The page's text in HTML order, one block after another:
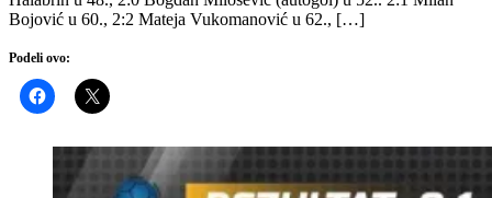
Bojović u 60., 2:2 Mateja Vukomanović u 62., […]
Podeli ovo: